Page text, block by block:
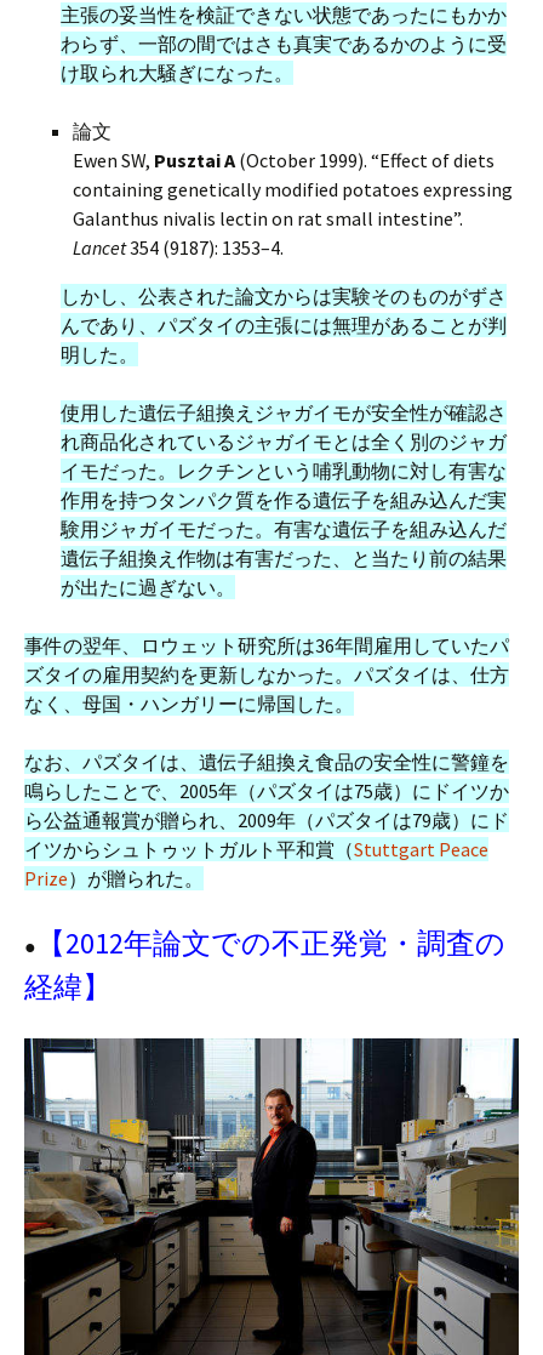
主張の妥当性を検証できない状態であったにもかか
わらず、一部の間ではさも真実であるかのように受
け取られ大騒ぎになった。
論文
Ewen SW, Pusztai A(October 1999). “Effect of diets
containing genetically modified potatoes expressing
Galanthus nivalis lectin on rat small intestine”.
Lancet354 (9187): 1353–4.
しかし、公表された論文からは実験そのものがずさ
んであり、パズタイの主張には無理があることが判
明した。
使用した遺伝子組換えジャガイモが安全性が確認さ
れ商品化されているジャガイモとは全く別のジャガ
イモだった。レクチンという哺乳動物に対し有害な
作用を持つタンパク質を作る遺伝子を組み込んだ実
験用ジャガイモだった。有害な遺伝子を組み込んだ
遺伝子組換え作物は有害だった、と当たり前の結果
が出たに過ぎない。
事件の翌年、ロウェット研究所は36年間雇用していたパ
ズタイの雇用契約を更新しなかった。パズタイは、仕方
なく、母国・ハンガリーに帰国した。
なお、パズタイは、遺伝子組換え食品の安全性に警鐘を
鳴らしたことで、2005年（パズタイは75歳）にドイツか
ら公益通報賞が贈られ、2009年（パズタイは79歳）にド
イツからシュトゥットガルト平和賞（Stuttgart Peace
Prize）が贈られた。
●
【2012年論文での不正発覚・調査の
経緯】